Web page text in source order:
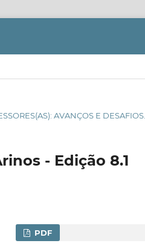
AVANÇOS E DESAFIOS.
- Edição 8.1
PDF